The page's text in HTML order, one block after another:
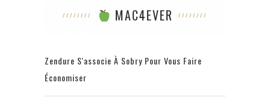
MAC4EVER
Zendure S'associe À Sobry Pour Vous Faire
Économiser